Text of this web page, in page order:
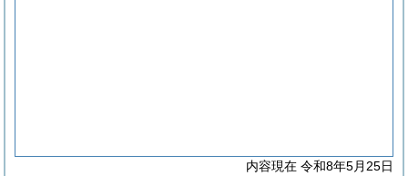
内容現在 令和8年5月25日